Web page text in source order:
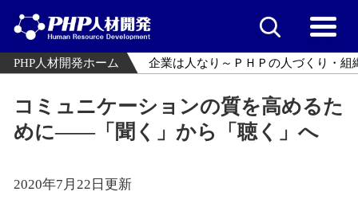
PHP人材開発ホーム 企業は人なり～ＰＨＰの人づくり・組
コミュニケーションの質を高めるた
めに――「聞く」から「聴く」へ
2020年7月22日更新